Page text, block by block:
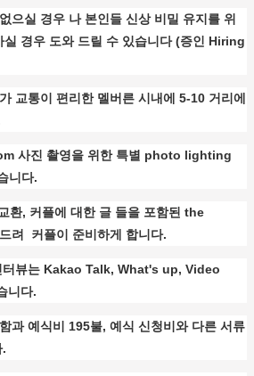
으실 경우 나 본인들 신상 비밀 유지를 위
경우 도와 드릴 수 있습니다 (증인 Hiring
교통이 편리한 멜버른 시내에 5-10 거리에
사진 촬영을 위한 특별 photo lighting
니다.
환, 커플에 대한 글 들을 포함된 the
려 커플이 준비하게 합니다.
터뷰는 Kakao Talk, What's up, Video
니다.
과 예식비 195불, 예식 신청비와 다른 서류